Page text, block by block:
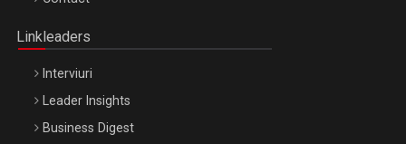
Linkleaders
Interviuri
Leader Insights
Business Digest